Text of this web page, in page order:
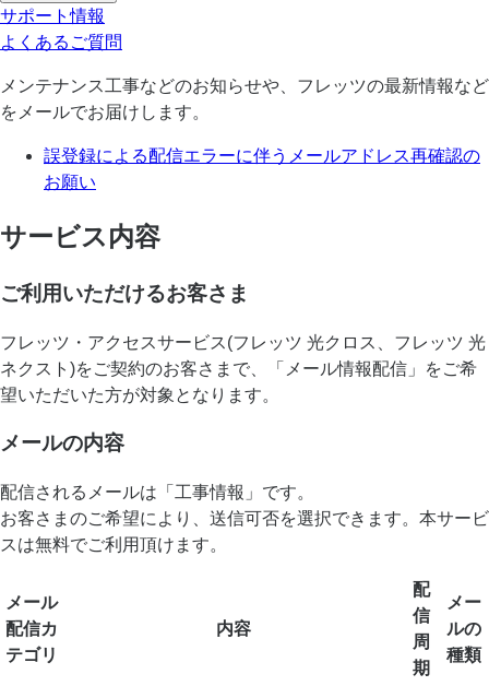
サポート情報
よくあるご質問
メンテナンス工事などのお知らせや、フレッツの最新情報など
をメールでお届けします。
誤登録による配信エラーに伴うメールアドレス再確認の
お願い
サービス内容
ご利用いただけるお客さま
フレッツ・アクセスサービス(フレッツ 光クロス、フレッツ 光
ネクスト)をご契約のお客さまで、「メール情報配信」をご希
望いただいた方が対象となります。
メールの内容
配信されるメールは「工事情報」です。
お客さまのご希望により、送信可否を選択できます。本サービ
スは無料でご利用頂けます。
メール
配信カ
テゴリ
内容
配
信
周
期
メー
ルの
種類